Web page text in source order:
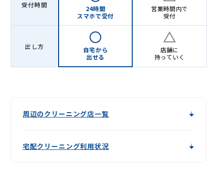
受付時間
24時間
スマホで受付
営業時間内で
受付
出し方
自宅から
出せる
店舗に
持っていく
周辺のクリーニング店一覧
宅配クリーニング利用状況